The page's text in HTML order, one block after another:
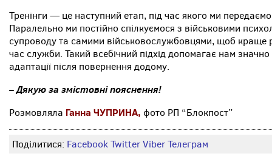
Тренінги — це наступний етап, під час якого ми
Паралельно ми постійно спілкуємося з військовими
супроводу та самими військовослужбовцями, щоб краще
час служби. Такий всебічний підхід допомагає нам значно
адаптації після повернення додому.
– Дякую за змістовні пояснення!
Розмовляла Ганна ЧУПРИНА, фото РП “Блокпост”
Поділитися: FacebookTwitterViberТелеграм